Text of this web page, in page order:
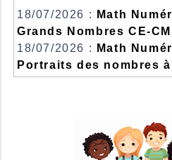
18/07/2026 :
Math
Grands Nombres CE-CM
18/07/2026 :
Math
Portraits des nombres